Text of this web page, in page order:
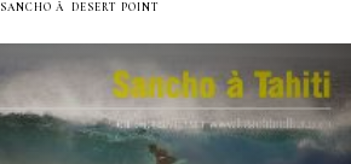
SANCHO Ã DESERT POINT